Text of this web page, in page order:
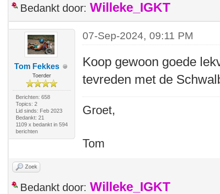
Bedankt door: Willeke_IGKT
Tom Fekkes
Toerder
Berichten: 658
Topics: 2
Lid sinds: Feb 2023
Bedankt: 21
1109 x bedankt in 594
berichten
07-Sep-2024, 09:11 PM
Koop gewoon goede
tevreden met de
Groet,
Tom
Zoek
Bedankt door: Willeke_IGKT